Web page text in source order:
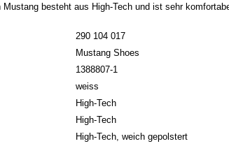
besteht aus High-Tech und ist sehr
290 104 017
Mustang Shoes
1388807-1
weiss
High-Tech
High-Tech
High-Tech, weich gepolstert